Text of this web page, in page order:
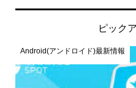
ピック
Android(アンドロイド)最新情報